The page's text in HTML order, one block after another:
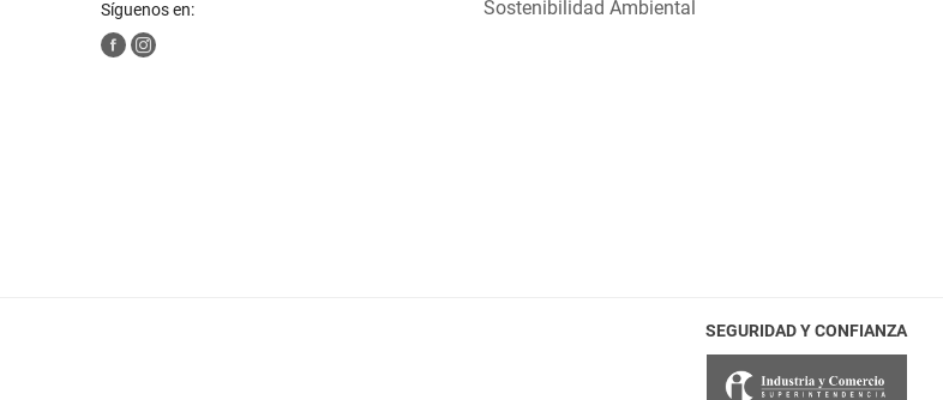
Síguenos en:
Sostenibilidad Ambiental
SEGURIDAD Y CONFIANZA